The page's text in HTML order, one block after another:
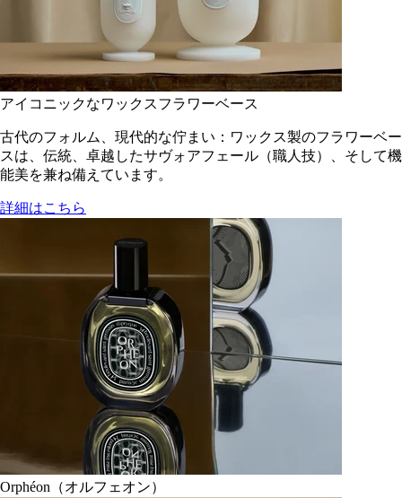
アイコニックなワックスフラワーベース
古代のフォルム、現代的な佇まい：ワックス製のフラワーベー
スは、伝統、卓越したサヴォアフェール（職人技）、そして機
能美を兼ね備えています。
詳細はこちら
Orphéon（オルフェオン）